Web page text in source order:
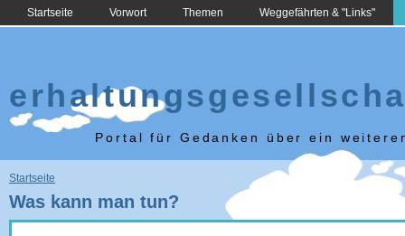
Startseite Vorwort Themen Weggefährten & "Links"
Portal für Gedanken über ein
Sie sind hier
Startseite
Was kann man tun?